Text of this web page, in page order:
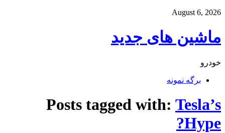
August 6, 2026
ماشین های جدید
خودرو
برگه نمونه
Posts tagged with: Tesla’s
Hype?